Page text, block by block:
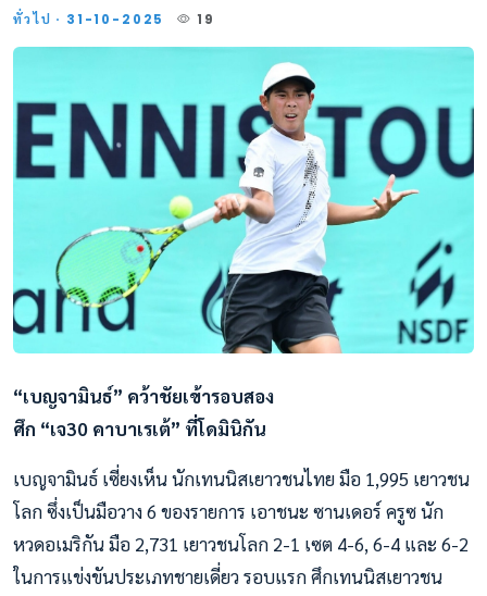
ทั่วไป · 31-10-2025 19
“เบญจามินธ์” คว้าชัยเข้ารอบสอง
ศึก “เจ30 คาบาเรเต้” ที่โดมินิกัน
เบญจามินธ์ เซี่ยงเห็น นักเทนนิสเยาวชนไทย มือ 1,995 เยาวชน
โลก ซึ่งเป็นมือวาง 6 ของรายการ เอาชนะ ซานเดอร์ ครูซ นัก
หวดอเมริกัน มือ 2,731 เยาวชนโลก 2-1 เซต 4-6, 6-4 และ 6-2
ในการแข่งขันประเภทชายเดี่ยว รอบแรก ศึกเทนนิสเยาวชน